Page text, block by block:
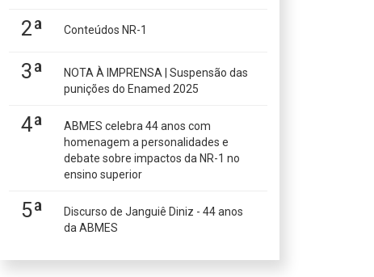
2ª Conteúdos NR-1
3ª
NOTA À IMPRENSA | Suspensão das
punições do Enamed 2025
4ª
ABMES celebra 44 anos com
homenagem a personalidades e
debate sobre impactos da NR-1 no
ensino superior
5ª
Discurso de Janguiê Diniz - 44 anos
da ABMES